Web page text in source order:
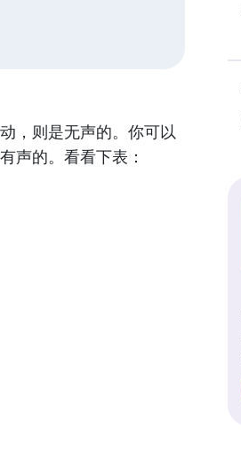
，则是无声的。你可以
声的。看看下表：